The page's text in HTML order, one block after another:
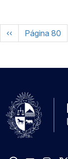
Paginación
Página anterior
‹‹ Página 80